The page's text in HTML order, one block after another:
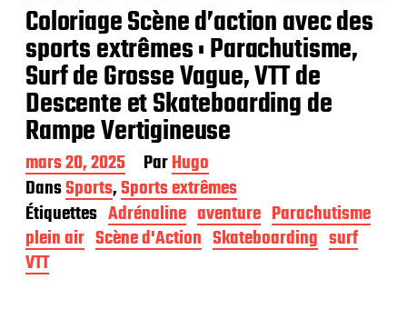
Coloriage Scène d’action avec des
sports extrêmes : Parachutisme,
Surf de Grosse Vague, VTT de
Descente et Skateboarding de
Rampe Vertigineuse
D
a
t
e
d
e
p
mars 20, 2025 ParHugo
DansSports,Sports extrêmes
Étiquettes Adrénaline aventure Parachutisme
plein air Scène d'Action Skateboarding surf
VTT